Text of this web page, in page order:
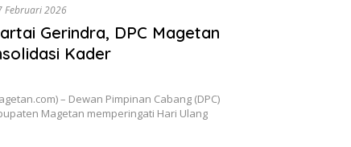
Februari 2026
Gerindra, DPC Magetan
Kader
– Dewan Pimpinan Cabang (DPC)
Magetan memperingati Hari Ulang